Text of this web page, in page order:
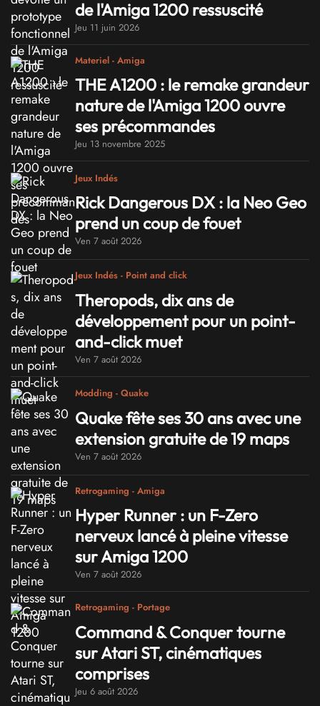
de l'Amiga 1200 ressuscité
Jeu 11 juin 2026
Materiel - Amiga
THE A1200 : le remake grandeur
nature de l'Amiga 1200 ouvre
ses précommandes
Jeu 13 novembre 2025
Jeux Indés
Rick Dangerous DX : la Neo Geo
prend un coup de fouet
Ven 7 août 2026
Jeux Indés - Point and click
Theropods, dix ans de
développement pour un point-
and-click muet
Ven 7 août 2026
Modding - Quake
Quake fête ses 30 ans avec une
extension gratuite de 19 maps
Ven 7 août 2026
Retrogaming - Amiga
Hyper Runner : un F-Zero
nerveux lancé à pleine vitesse
sur Amiga 1200
Ven 7 août 2026
Retrogaming - Portage
Command & Conquer tourne
sur Atari ST, cinématiques
comprises
Jeu 6 août 2026